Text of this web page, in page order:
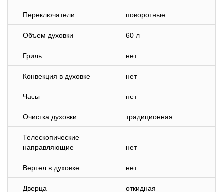
Переключатели поворотные
Объем духовки 60 л
Гриль нет
Конвекция в духовке нет
Часы нет
Очистка духовки традиционная
Телескопические
направляющие
нет
Вертел в духовке нет
Дверца откидная